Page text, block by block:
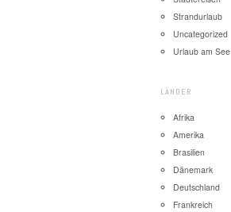
Strandurlaub
Uncategorized
Urlaub am See
LÄNDER
Afrika
Amerika
Brasilien
Dänemark
Deutschland
Frankreich